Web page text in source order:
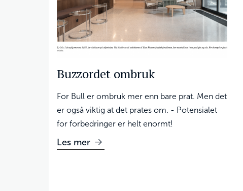
Buzzordet ombruk
For Bull er ombruk mer enn bare prat. Men det
er også viktig at det prates om. - Potensialet
for forbedringer er helt enormt!
Les mer